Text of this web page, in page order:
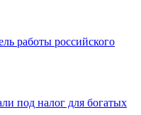
работы российского
под налог для богатых